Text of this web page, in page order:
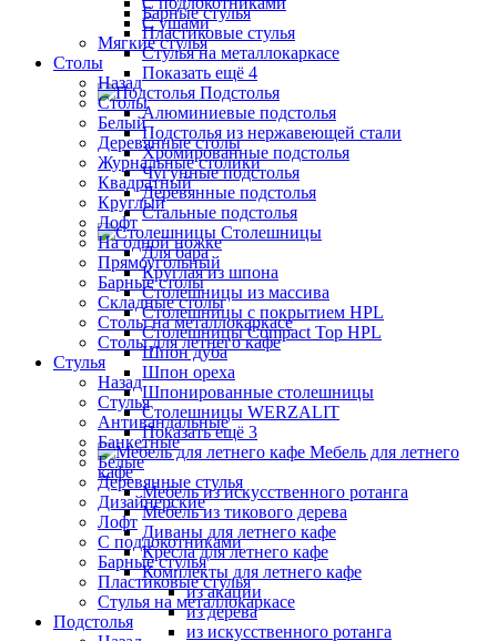
Барные стулья
Пластиковые стулья
Стулья на металлокаркасе
Показать ещё 4
Подстолья
Алюминиевые подстолья
Подстолья из нержавеющей стали
Хромированные подстолья
Чугунные подстолья
Деревянные подстолья
Стальные подстолья
Столешницы
Для бара
Круглая из шпона
Столешницы из массива
Столешницы с покрытием HPL
Столешницы Сompact Top HPL
Шпон дуба
Шпон ореха
Шпонированные столешницы
Столешницы WERZALIT
Показать ещё 3
Мебель для летнего
кафе
Мебель из искусственного ротанга
Мебель из тикового дерева
Диваны для летнего кафе
Кресла для летнего кафе
Комплекты для летнего кафе
из акации
из дерева
из искусственного ротанга
С ушами
Мягкие стулья
Столы
Назад
Столы
Белый
Деревянные столы
Журнальные столики
Квадратный
Круглый
Лофт
На одной ножке
Прямоугольный
Барные столы
Складные столы
Столы на металлокаркасе
Столы для летнего кафе
Стулья
Назад
Стулья
Антивандальные
Банкетные
Белые
Деревянные стулья
Дизайнерские
Лофт
С подлокотниками
Барные стулья
Пластиковые стулья
Стулья на металлокаркасе
Подстолья